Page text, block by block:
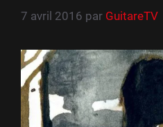
7 avril 2016 par GuitareTV